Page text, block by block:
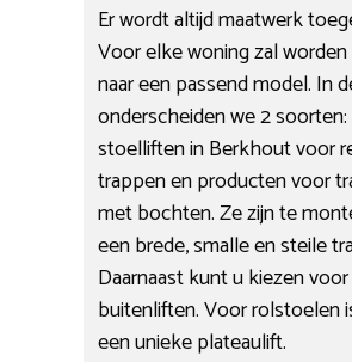
Er wordt altijd maatwerk
Voor elke woning zal
naar een passend model. In
onderscheiden we 2 soorten:
stoelliften in Berkhout voor
trappen en producten voor
met bochten. Ze zijn te
een brede, smalle en steile
Daarnaast kunt u kiezen voor
buitenliften. Voor rolstoelen
een unieke plateaulift.